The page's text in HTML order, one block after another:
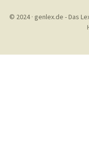
© 2024 · genlex.de - Das